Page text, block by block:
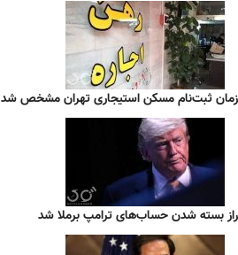
زمان ثبت‌نام مسکن استیجاری تهران مشخص شد
راز بسته شدن حساب‌های ترامپ برملا شد